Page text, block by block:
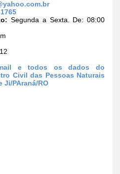
Segunda a Sexta. De: 08:00
mail e todos os dados do
Civil das Pessoas Naturais
Ji/PAraná/RO